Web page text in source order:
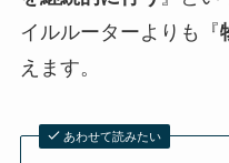
イルルーターよりも『
えます。
あわせて読みたい